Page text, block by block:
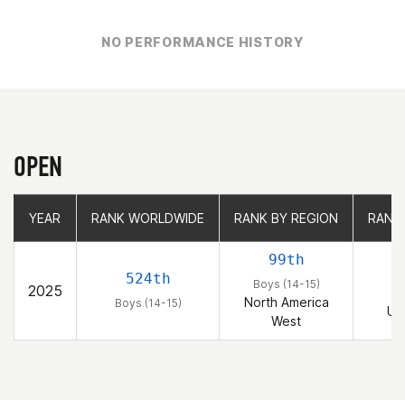
NO PERFORMANCE HISTORY
OPEN
YEAR RANK WORLDWIDE RANK BY REGION
2025
524th
Boys (14-15)
99th
Boys (14-15)
North America
West
YEAR RANK WORLDWIDE RANK BY REGION